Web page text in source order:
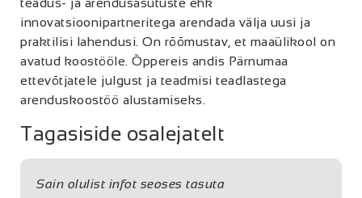
innovatsioonipartneritega arendada välja uusi ja
praktilisi lahendusi. On rõõmustav, et maaülikool on
avatud koostööle. Õppereis andis Pärnumaa
ettevõtjatele julgust ja teadmisi teadlastega
arenduskoostöö alustamiseks.
Tagasiside osalejatelt
Sain olulist infot seoses tasuta